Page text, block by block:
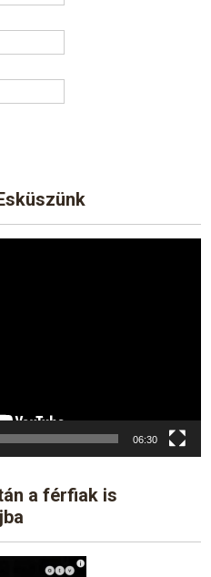
06:30
a férfiak is